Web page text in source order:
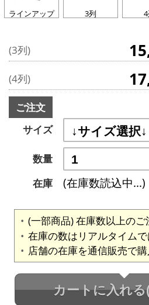
ラインアップ 3列
(3列)
(4列)
ご注文
サイズ
数量
在庫
(在庫数読込中...)
(一部商品) 在庫数以上の
在庫の数はリアルタイムで
店舗の在庫を通信販売で購
カートに入れる